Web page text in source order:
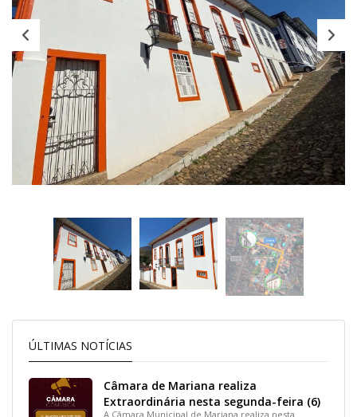
ÚLTIMAS NOTÍCIAS
Câmara de Mariana realiza
Extraordinária nesta segunda-feira (6)
A Câmara Municipal de Mariana realiza nesta